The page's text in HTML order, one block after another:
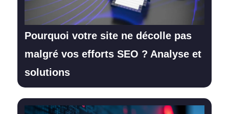
Pourquoi votre site ne décolle pas
malgré vos efforts SEO ? Analyse et
solutions